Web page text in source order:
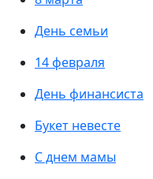
День семьи
14 февраля
День финансиста
Букет невесте
С днем мамы